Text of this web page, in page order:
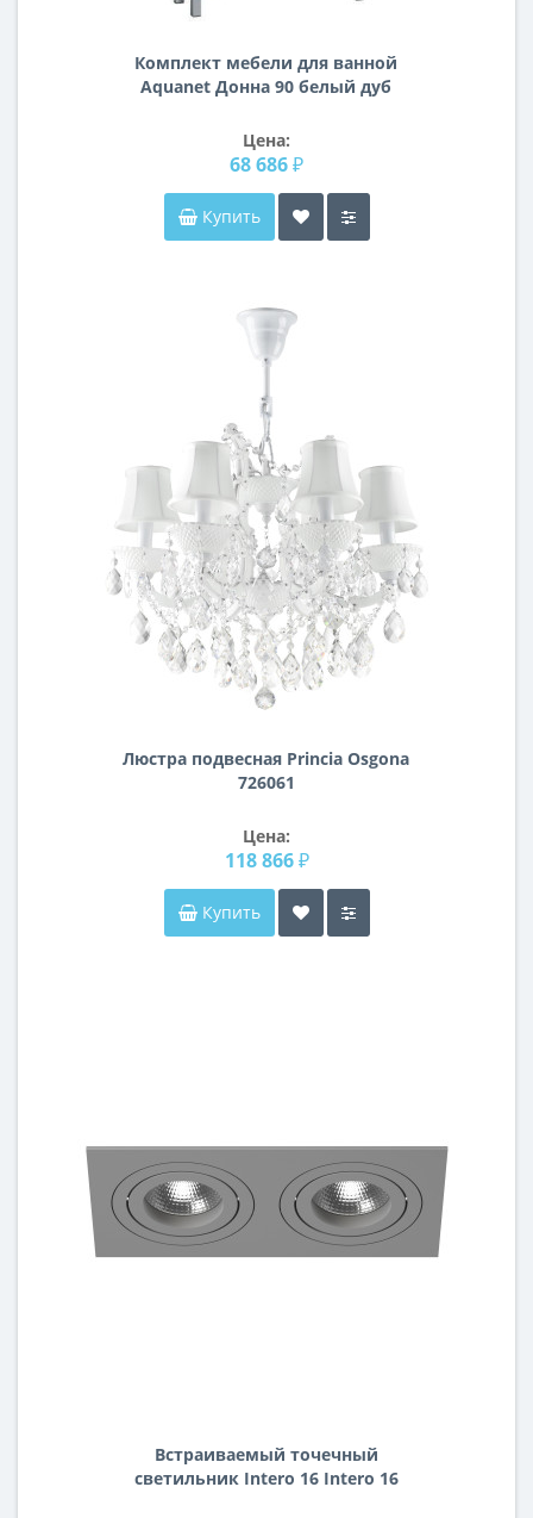
Комплект мебели для ванной
Aquanet Донна 90 белый дуб
Цена:
68 686 ₽
Купить
Люстра подвесная Princia Osgona
726061
Цена:
118 866 ₽
Купить
Встраиваемый точечный
светильник Intero 16 Intero 16